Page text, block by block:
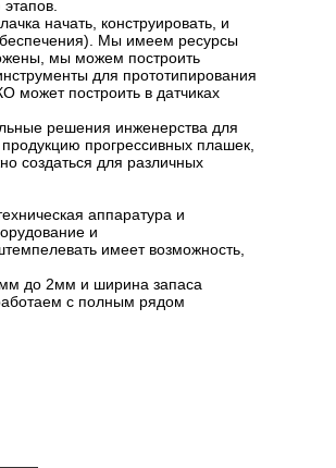
начать, конструировать, и
Мы имеем ресурсы
мы можем построить
для прототипирования
может построить в датчиках
решения инженерства для
прогрессивных плашек,
создаться для различных
аппаратура и
и
имеет возможность,
до 2мм и ширина запаса
с полным рядом